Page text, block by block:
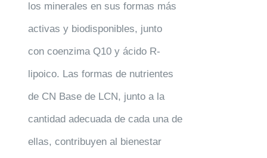
los minerales en sus formas más
activas y biodisponibles, junto
con coenzima Q10 y ácido R-
lipoico. Las formas de nutrientes
de CN Base de LCN, junto a la
cantidad adecuada de cada una de
ellas, contribuyen al bienestar